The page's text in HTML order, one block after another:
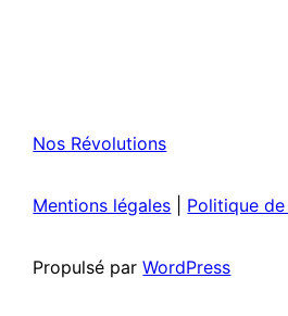
Nos Révolutions
Mentions légales Politique
Propulsé parWordPress